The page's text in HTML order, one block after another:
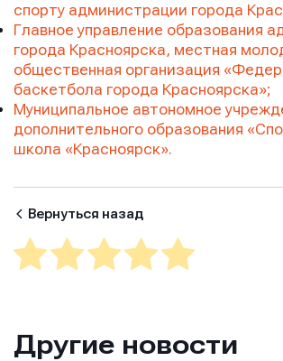
спорту администрации города
Главное управление образования
города Красноярска, местная
общественная организация
баскетбола города Красноярска»;
Муниципальное автономное
дополнительного образования
школа «Красноярск».
Вернуться назад
Другие новости
Имя
E-mail
Телефон
Имя
E-mail
Телефон
Имя
Телефон
Сообщение